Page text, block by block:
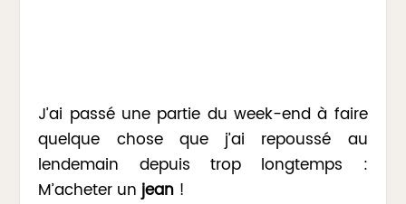
J’ai passé une partie du week-end à faire
quelque chose que j’ai repoussé au
lendemain depuis trop longtemps :
M’acheter un jean !